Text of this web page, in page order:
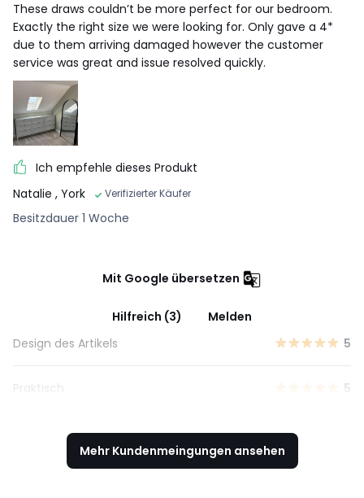
These draws couldn’t be more perfect for our bedroom.
Exactly the right size we were looking for. Only gave a 4*
due to them arriving damaged however the customer
service was great and issue resolved quickly.
Ich empfehle dieses Produkt
Natalie , York Verifizierter Käufer
Besitzdauer 1 Woche
Mit Google übersetzen
Hilfreich (3)
Melden
Design des Artikels
5
Praktisch 5
Mehr Kundenmeingungen ansehen